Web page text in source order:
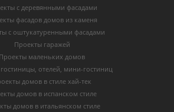
с деревянными фасадами
фасадов домов из каменя
с оштукатуренными фасадами
Проекты гаражей
Проекты маленьких домов
отелей, мини-гостиниц
домов в стиле хай-тек
домов в испанском стиле
домов в итальянском стиле